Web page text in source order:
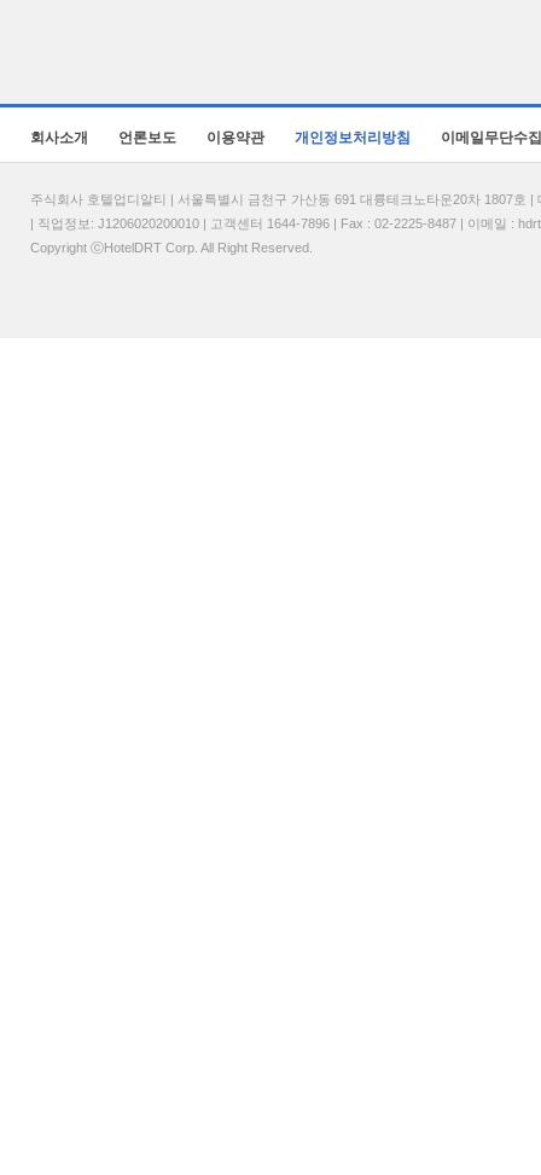
회사소개 언론보도 이용약관 개인정보처리방침 이메일무단수
주식회사 호텔업디알티 | 서울특별시 금천구 가산동 691 대륭테크노타운20차 1807
| 직업정보: J1206020200010 | 고객센터 1644-7896 | Fax : 02-2225-8487 | 이메일 :
Copyright ⓒHotelDRT Corp. All Right Reserved.